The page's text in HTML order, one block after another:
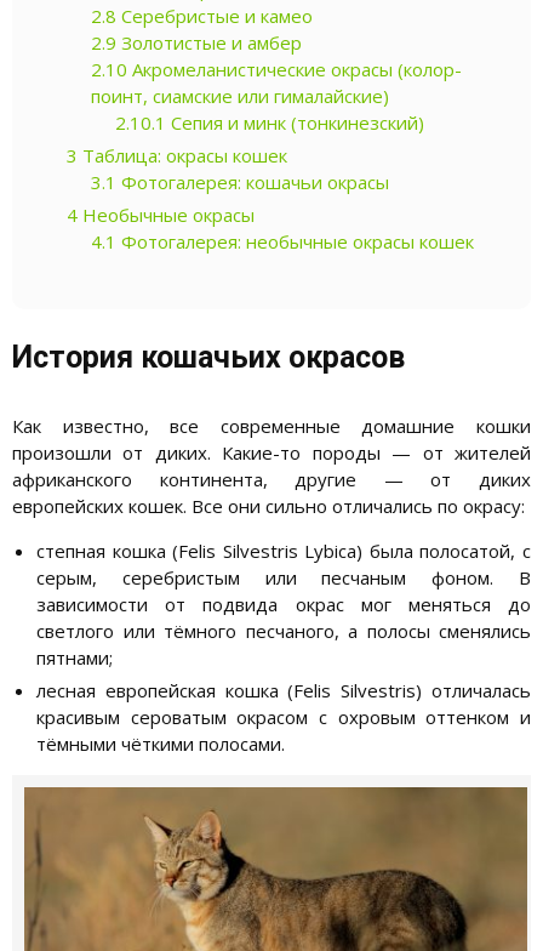
2.8 Серебристые и камео
2.9 Золотистые и амбер
2.10 Акромеланистические окрасы (колор-
поинт, сиамские или гималайские)
2.10.1 Сепия и минк (тонкинезский)
3 Таблица: окрасы кошек
3.1 Фотогалерея: кошачьи окрасы
4 Необычные окрасы
4.1 Фотогалерея: необычные окрасы кошек
История кошачьих окрасов
Как известно, все современные домашние кошки
произошли от диких. Какие-то породы — от жителей
африканского континента, другие — от диких
европейских кошек. Все они сильно отличались по окрасу:
степная кошка (Felis Silvestris Lybica) была полосатой, с
серым, серебристым или песчаным фоном. В
зависимости от подвида окрас мог меняться до
светлого или тёмного песчаного, а полосы сменялись
пятнами;
лесная европейская кошка (Felis Silvestris) отличалась
красивым сероватым окрасом с охровым оттенком и
тёмными чёткими полосами.